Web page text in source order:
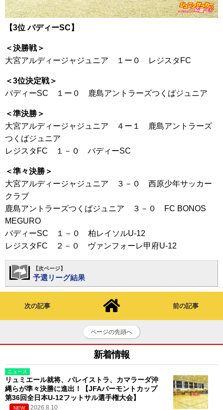
【3位 バディーSC】
＜決勝戦＞
大宮アルディージャジュニア １ー０ レジスタFC
＜3位決定戦＞
バディーSC １ー０ 鹿島アントラーズつくばジュニア
＜準決勝＞
大宮アルディージャジュニア ４ー１ 鹿島アントラーズ
つくばジュニア
レジスタFC １－０ バディーSC
＜準々決勝＞
大宮アルディージャジュニア ３－０ 西原少年サッカー
クラブ
鹿島アントラーズつくばジュニア ３－０ FC BONOS
MEGURO
バディーSC １－０ 柏レイソルU-12
レジスタFC ２－０ ヴァンフォーレ甲府U-12
【次ページ】
予選リーグ結果
次の記事 前の記事
ページの先頭へ
新着情報
ニュース
リュミエール就将、パレイストラ、カマラーダ沖
縄らが準々決勝に進出！【JFAバーモントカップ
第36回全日本U-12フットサル選手権大会】
NEW 2026.8.10